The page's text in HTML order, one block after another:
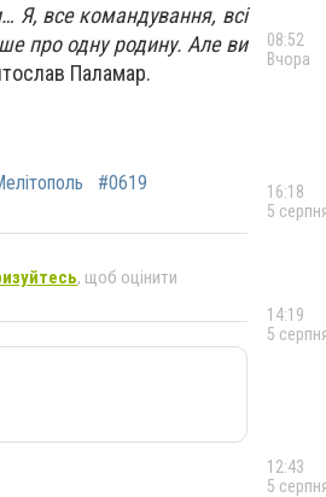
Я, все командування, всі
про одну родину. Але ви
Паламар.
#0619
, щоб оцінити
08:52
Вчора
16:18
5
14:19
5
12:43
5